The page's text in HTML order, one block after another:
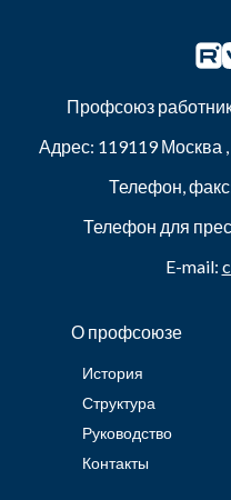
Профсоюз
Адрес: 119119Москва ,
Телефон,
Телефон для
E-mail:
О профсоюзе
История
Структура
Руководство
Контакты